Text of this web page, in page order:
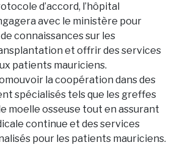
d’accord, l’hôpital
avec le ministère pour
connaissances sur les
et offrir des services
patients mauriciens.
la coopération dans des
spécialisés tels que les greffes
moelle osseuse tout en assurant
continue et des services
pour les patients mauriciens.